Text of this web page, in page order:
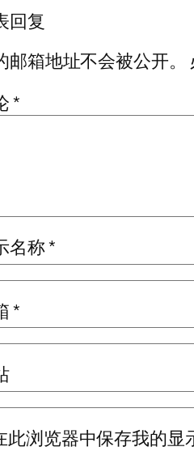
回复
邮箱地址不会被公开。
*
名称*
*
此浏览器中保存我的显